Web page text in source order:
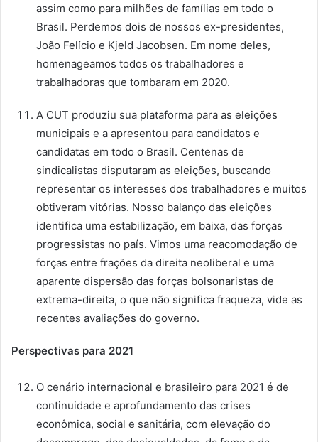
assim como para milhões de famílias em todo o
Brasil. Perdemos dois de nossos ex-presidentes,
João Felício e Kjeld Jacobsen. Em nome deles,
homenageamos todos os trabalhadores e
trabalhadoras que tombaram em 2020.
A CUT produziu sua plataforma para as eleições
municipais e a apresentou para candidatos e
candidatas em todo o Brasil. Centenas de
sindicalistas disputaram as eleições, buscando
representar os interesses dos trabalhadores e muitos
obtiveram vitórias. Nosso balanço das eleições
identifica uma estabilização, em baixa, das forças
progressistas no país. Vimos uma reacomodação de
forças entre frações da direita neoliberal e uma
aparente dispersão das forças bolsonaristas de
extrema-direita, o que não significa fraqueza, vide as
recentes avaliações do governo.
Perspectivas para 2021
O cenário internacional e brasileiro para 2021 é de
continuidade e aprofundamento das crises
econômica, social e sanitária, com elevação do